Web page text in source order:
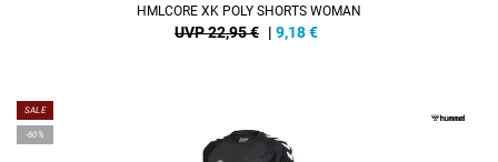
HMLCORE XK POLY SHORTS WOMAN
UVP 22,95 € | 9,18€
SALE
-60%